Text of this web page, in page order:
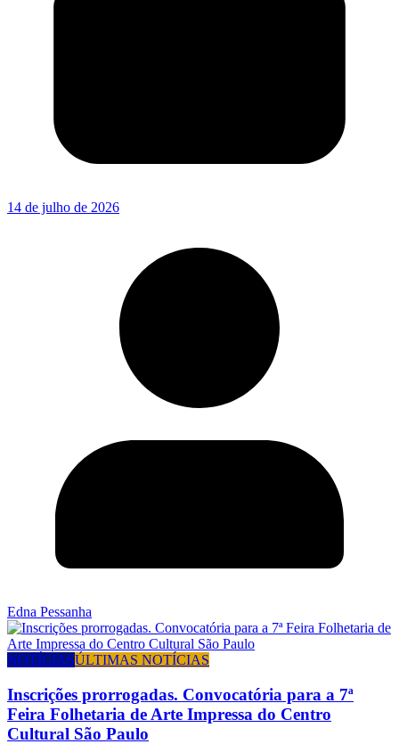
14 de julho de 2026
Edna Pessanha
NOTÍCIASÚLTIMAS NOTÍCIAS
Inscrições prorrogadas. Convocatória para a 7ª
Feira Folhetaria de Arte Impressa do Centro
Cultural São Paulo